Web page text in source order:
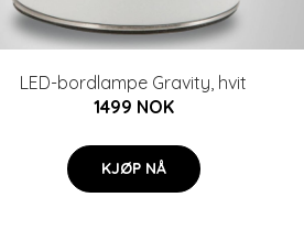
LED-bordlampe Gravity, hvit
1499 NOK
KJØP NÅ